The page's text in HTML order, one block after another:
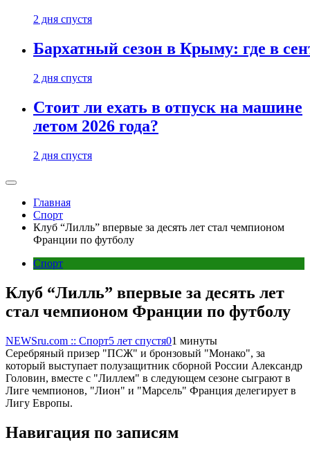
2 дня спустя
Бархатный сезон в Крыму: где в
2 дня спустя
Стоит ли ехать в отпуск на машине
летом 2026 года?
2 дня спустя
Главная
Спорт
Клуб “Лилль” впервые за десять лет стал чемпионом
Франции по футболу
Спорт
Клуб “Лилль” впервые за десять лет
стал чемпионом Франции по футболу
NEWSru.com :: Спорт5 лет спустя01 минуты
Серебряный призер "ПСЖ" и бронзовый "Монако", за
который выступает полузащитник сборной России Александр
Головин, вместе с "Лиллем" в следующем сезоне сыграют в
Лиге чемпионов, "Лион" и "Марсель" Франция делегирует в
Лигу Европы.
Навигация по записям